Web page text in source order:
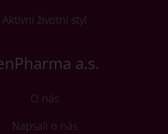
Aktivní životní styl
a.s.
O nás
Napsali o nás